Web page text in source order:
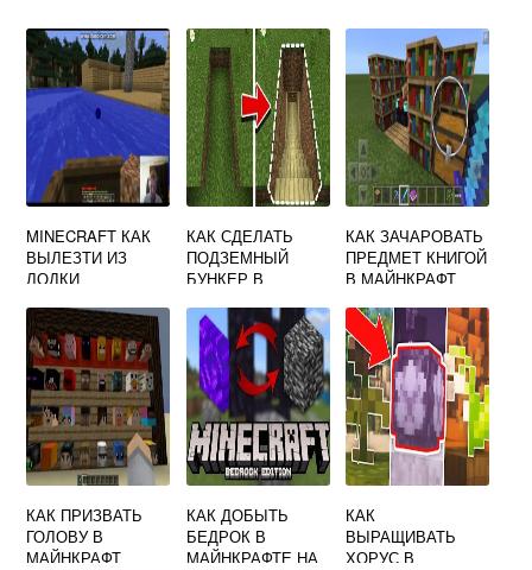
MINECRAFT КАК
ВЫЛЕЗТИ ИЗ
ЛОДКИ
КАК СДЕЛАТЬ
ПОДЗЕМНЫЙ
БУНКЕР В
КАК ЗАЧАРОВАТЬ
ПРЕДМЕТ КНИГОЙ
В МАЙНКРАФТ
КАК ПРИЗВАТЬ
ГОЛОВУ В
МАЙНКРАФТ
КАК ДОБЫТЬ
БЕДРОК В
МАЙНКРАФТЕ НА
КАК
ВЫРАЩИВАТЬ
ХОРУС В